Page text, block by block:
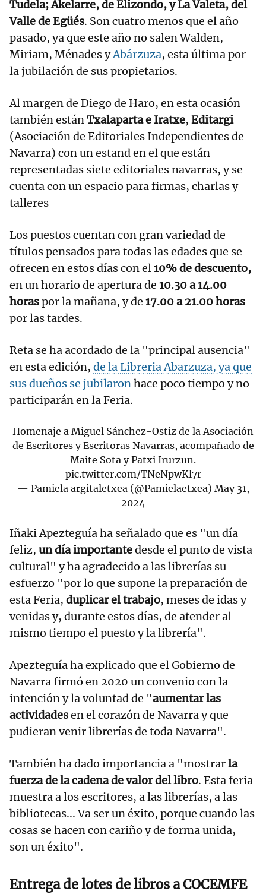
Tudela; Akelarre, de Elizondo, y La Valeta, del
Valle de Egüés. Son cuatro menos que el año
pasado, ya que este año no salen Walden,
Miriam, Ménades yAbárzuza, esta última por
la jubilación de sus propietarios.
Al margen de Diego de Haro, en esta ocasión
también estánTxalaparta e Iratxe, Editargi
(Asociación de Editoriales Independientes de
Navarra) con un estand en el que están
representadas siete editoriales navarras, y se
cuenta con un espacio para firmas, charlas y
talleres
Los puestos cuentan con gran variedad de
títulos pensados para todas las edades que se
ofrecen en estos días con el10% de descuento,
en un horario de apertura de 10.30 a 14.00
horaspor la mañana, y de 17.00 a 21.00 horas
por las tardes.
Reta se ha acordado de la "principal ausencia"
en esta edición, de la Libreria Abarzuza, ya que
sus dueños se jubilaronhace poco tiempo y no
participarán en la Feria.
Homenaje a Miguel Sánchez-Ostiz de la Asociación
de Escritores y Escritoras Navarras, acompañado de
Maite Sota y Patxi Irurzun.
pic.twitter.com/TNeNpwKl7r
— Pamiela argitaletxea (@Pamielaetxea) May 31,
2024
Iñaki Apezteguía ha señalado que es "un día
feliz, un día importantedesde el punto de vista
cultural" y ha agradecido a las librerías su
esfuerzo "por lo que supone la preparación de
esta Feria, duplicar el trabajo, meses de idas y
venidas y, durante estos días, de atender al
mismo tiempo el puesto y la librería".
Apezteguía ha explicado que el Gobierno de
Navarra firmó en 2020 un convenio con la
intención y la voluntad de "aumentar las
actividadesen el corazón de Navarra y que
pudieran venir librerías de toda Navarra".
También ha dado importancia a "mostrarla
fuerza de la cadena de valor del libro. Esta feria
muestra a los escritores, a las librerías, a las
bibliotecas... Va ser un éxito, porque cuando las
cosas se hacen con cariño y de forma unida,
son un éxito".
Entrega de lotes de libros a COCEMFE